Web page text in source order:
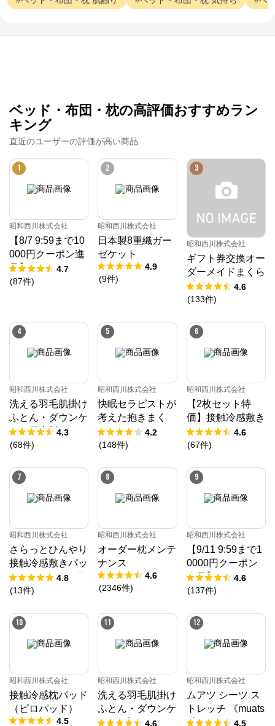
ベッド・布団・枕の高評価おすすめラン
キング
直近のユーザーの評価が高い商品
1
昭和西川株式会社
【8/7 9:59まで10
000円クーポン進
呈】ムアツ マッ
トレス 30年ムア
象》／MuAtsu
4.7
(87件)
2
昭和西川株式会社
日本製8重織ガー
ゼケット
4.9
(9件)
3
昭和西川株式会社
ギフト券交換オー
ダーメイドまくら
「10」
4.6
(133件)
4
昭和西川株式会社
洗える羽毛肌掛け
ふとん・ダウンケ
ット日本製ドイツ
ダックダウン9
パワー［CMD羽
毛］
4.3
(68件)
5
昭和西川株式会社
快眠セラピストが
考えた抱きまく
ら/EC220 4.2
(148件)
6
昭和西川株式会社
【2枚セット特
価】接触冷感敷き
パッド（パッドシ
ーツ）
4.6
(67件)
7
昭和西川株式会社
さらっとひんやり
接触冷感敷きパッ
ド（ツヌーガ®使
用） / Cool Liv S
4.8
(13件)
8
昭和西川株式会社
オーダー枕メンテ
ナンス
4.6
(2346件)
9
昭和西川株式会社
【9/11 9:59まで1
0000円クーポン
進呈】ムアツ マ
ットレス プロ《9
／MuAtsu
4.6
(137件)
10
昭和西川株式会社
接触冷感枕パッド
（ピロパッド）
4.5
11
昭和西川株式会社
洗える羽毛肌掛け
ふとん・ダウンケ
ット ダック50%
4.6
12
昭和西川株式会社
ムアツ シーツ ス
トレッチ 《muats
u》
4.5